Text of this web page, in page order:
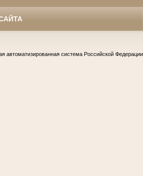
автоматизированная система Российской